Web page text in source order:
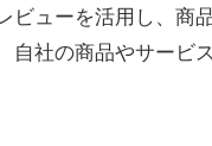
ビューを活用し、商
自社の商品やサービ